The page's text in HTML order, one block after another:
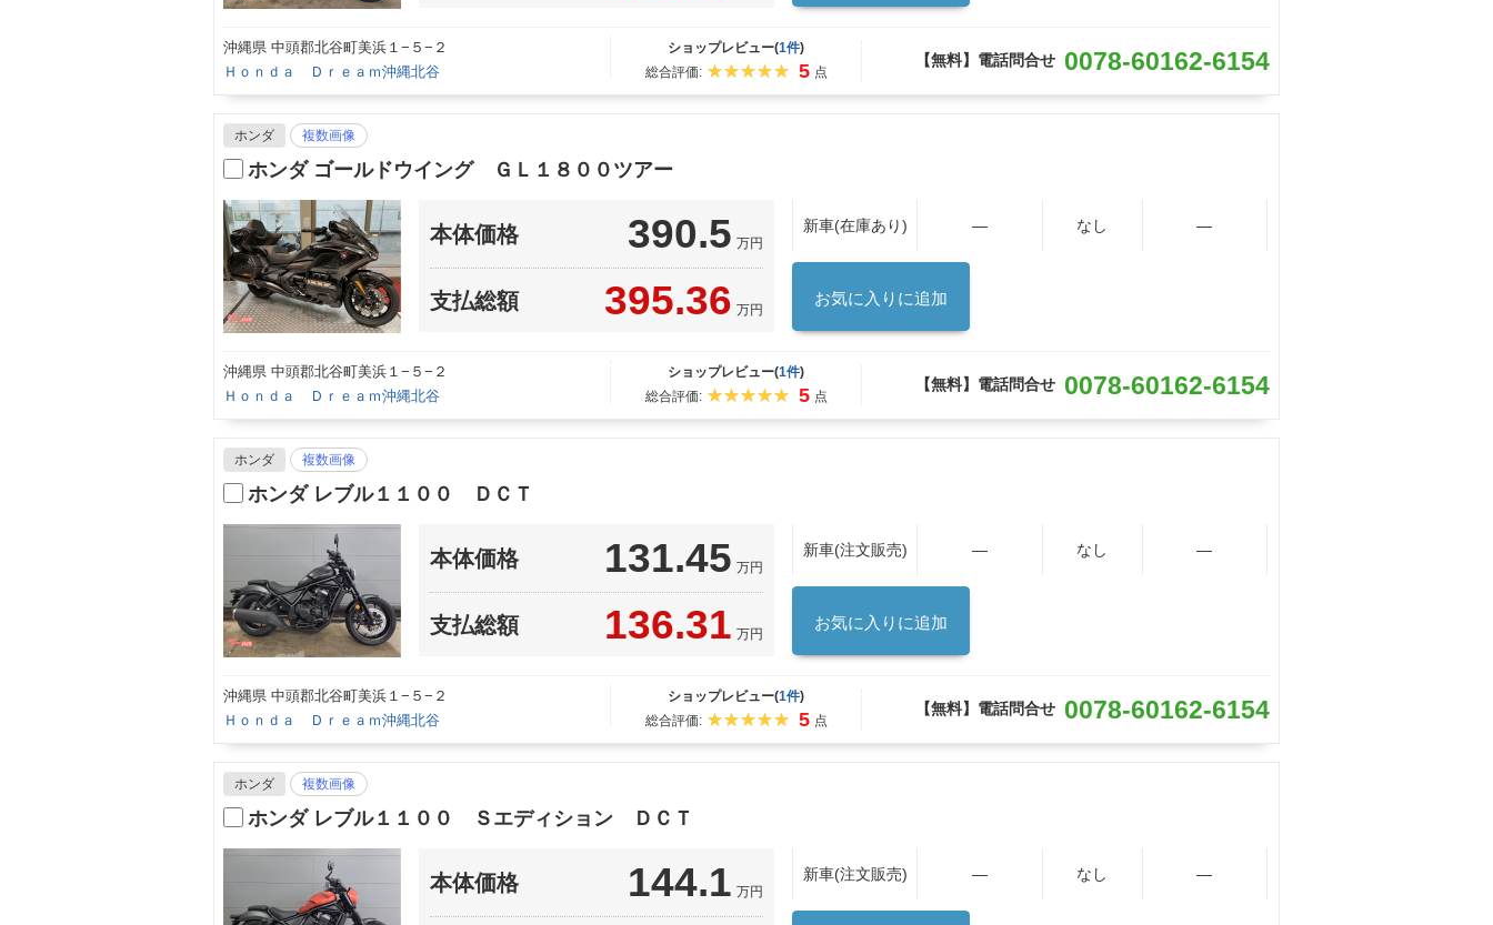
沖縄県 中頭郡北谷町美浜１−５−２
Ｈｏｎｄａ Ｄｒｅａｍ沖縄北谷
ショップレビュー(1件)
総合評価:
5 点
【無料】電話問合せ 0078-60162-6154
ホンダ 複数画像
ホンダ ゴールドウイング ＧＬ１８００ツアー
本体価格 390.5 万円
支払総額 395.36 万円
新車(在庫あり) ― なし ―
お気に入りに追加
沖縄県 中頭郡北谷町美浜１−５−２
Ｈｏｎｄａ Ｄｒｅａｍ沖縄北谷
ショップレビュー(1件)
総合評価:
5 点
【無料】電話問合せ 0078-60162-6154
ホンダ 複数画像
ホンダ レブル１１００ ＤＣＴ
本体価格 131.45 万円
支払総額 136.31 万円
新車(注文販売) ― なし ―
お気に入りに追加
沖縄県 中頭郡北谷町美浜１−５−２
Ｈｏｎｄａ Ｄｒｅａｍ沖縄北谷
ショップレビュー(1件)
総合評価:
5 点
【無料】電話問合せ 0078-60162-6154
ホンダ 複数画像
ホンダ レブル１１００ Ｓエディション ＤＣＴ
本体価格 144.1 万円
新車(注文販売) ― なし ―